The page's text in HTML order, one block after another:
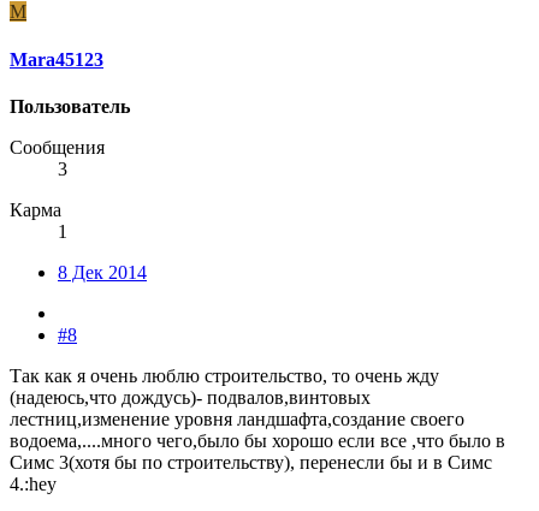
M
Mara45123
Пользователь
Сообщения
3
Карма
1
8 Дек 2014
#8
Так как я очень люблю строительство, то очень жду
(надеюсь,что дождусь)- подвалов,винтовых
лестниц,изменение уровня ландшафта,создание своего
водоема,....много чего,было бы хорошо если все ,что было в
Симс 3(хотя бы по строительству), перенесли бы и в Симс
4.:hey